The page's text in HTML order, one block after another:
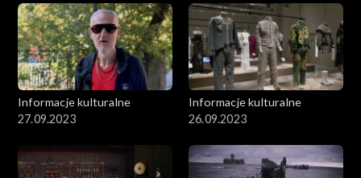
Informacje kulturalne
27.09.2023
Informacje kulturalne
26.09.2023